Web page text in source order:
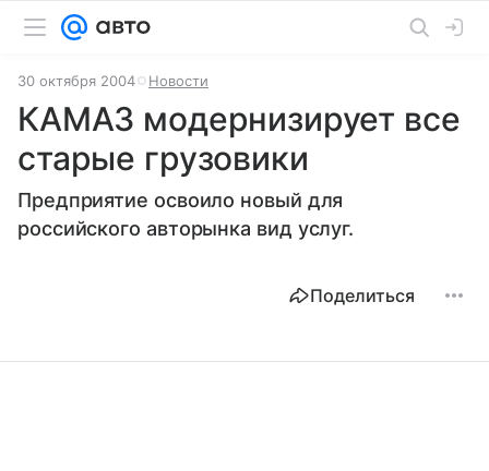
30 октября 2004 Новости
КАМАЗ модернизирует все
старые грузовики
Предприятие освоило новый для
российского авторынка вид услуг.
Поделиться